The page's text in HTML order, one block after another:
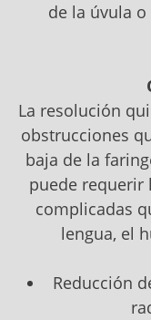
de la úvula
La resolución
obstrucciones
baja de la
puede requerir
complicadas
lengua, el
Reducción